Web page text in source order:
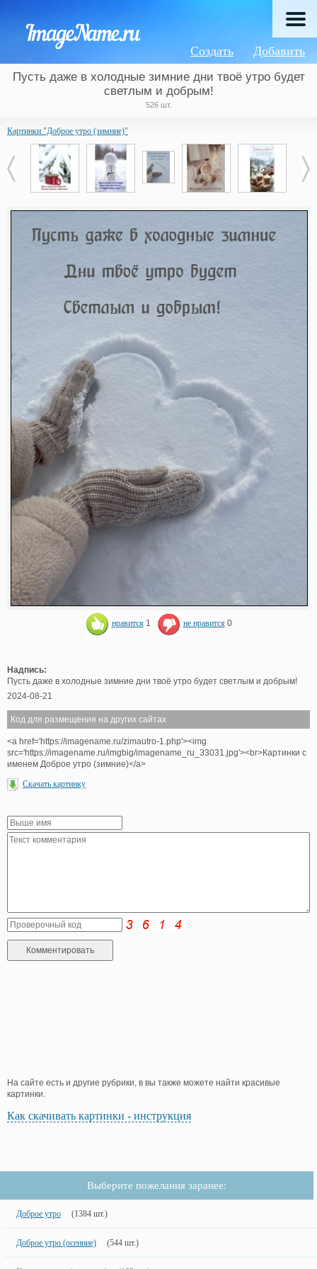
Добавить
Создать
Пусть даже в холодные зимние дни твоё утро будет
светлым и добрым!
526 шт.
Картинки "Доброе утро (зимние)"
нравится 1 не нравится 0
Надпись:
Пусть даже в холодные зимние дни твоё утро будет светлым и добрым!
2024-08-21
Код для размещения на других сайтах
<a href='https://imagename.ru/zimautro-1.php'><img
src='https://imagename.ru/imgbig/imagename_ru_33031.jpg'><br>Картинки с
именем Доброе утро (зимние)</a>
Скачать картинку
На сайте есть и другие рубрики, в вы также можете найти красивые
картинки.
Как скачивать картинки - инструкция
Выберите пожелания заранее:
Доброе утро (1384 шт.)
Доброе утро (осенние) (544 шт.)